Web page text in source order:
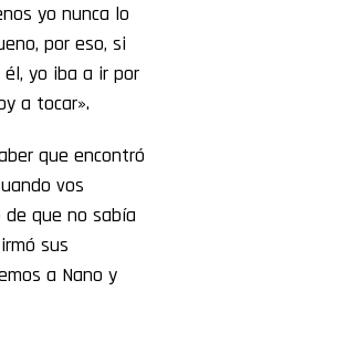
yo nunca lo
por eso, si
yo iba a ir por
a tocar».
que encontró
vos
que no sabía
sus
a Nano y